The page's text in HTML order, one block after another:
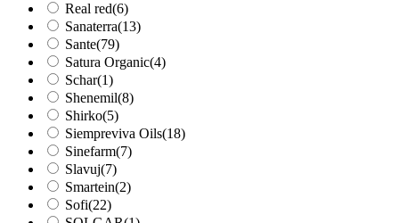
Real red(6)
Sanaterra(13)
Sante(79)
Satura Organic(4)
Schar(1)
Shenemil(8)
Shirko(5)
Siempreviva Oils(18)
Sinefarm(7)
Slavuj(7)
Smartein(2)
Sofi(22)